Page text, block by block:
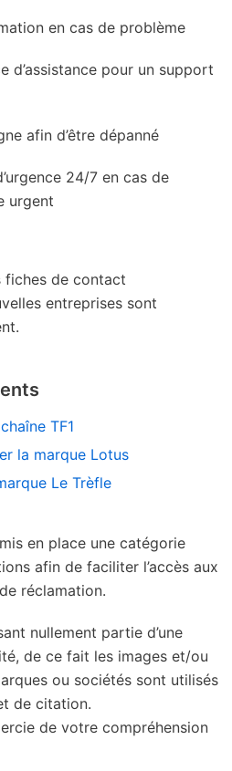
en cas de problème
d’assistance pour un support
afin d’être dépanné
24/7 en cas de
urgent
fiches de contact
entreprises sont
TF1
la marque Lotus
Le Trèfle
en place une catégorie
afin de faciliter l’accès aux
réclamation.
nullement partie d’une
de ce fait les images et/ou
ou sociétés sont utilisés
de citation.
de votre compréhension